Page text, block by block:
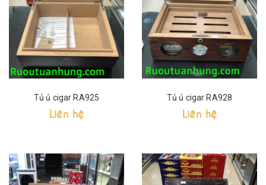
Tủ ủ cigar RA925
Liên hệ
Tủ ủ cigar RA928
Liên hệ